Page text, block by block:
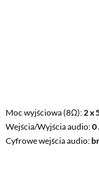
Moc wyjściowa (8Ω) 2 x
Wejścia/Wyjścia audio 0
Cyfrowe wejścia audio